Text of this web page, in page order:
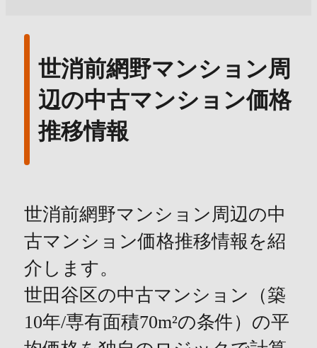
世消前網野マンション周
辺の中古マンション価格
推移情報
世消前網野マンション周辺の中
古マンション価格推移情報を紹
介します。
世田谷区の中古マンション（築
10年/専有面積70m²の条件）の平